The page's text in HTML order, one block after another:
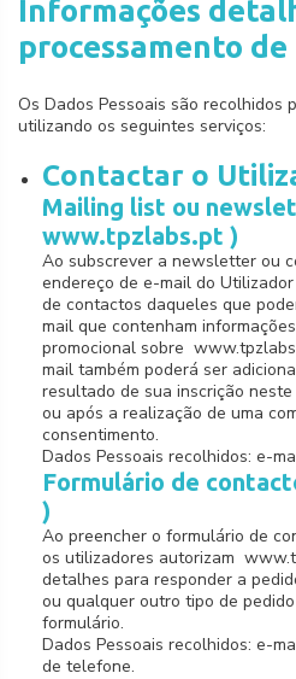
Informações
processamento de
Os Dados Pessoais são recolhidos
utilizando os seguintes serviços:
Contactar o
Mailing list ou
www.tpzlabs.pt )
Ao subscrever a newsletter ou
endereço de e-mail do
de contactos daqueles que
mail que contenham
promocional sobre
mail também poderá ser
resultado de sua inscrição
ou após a realização de uma
consentimento.
Dados Pessoais recolhidos: e-
Formulário de
)
Ao preencher o formulário de
os utilizadores autorizam
detalhes para responder a
ou qualquer outro tipo de
formulário.
Dados Pessoais recolhidos: e-
de telefone.